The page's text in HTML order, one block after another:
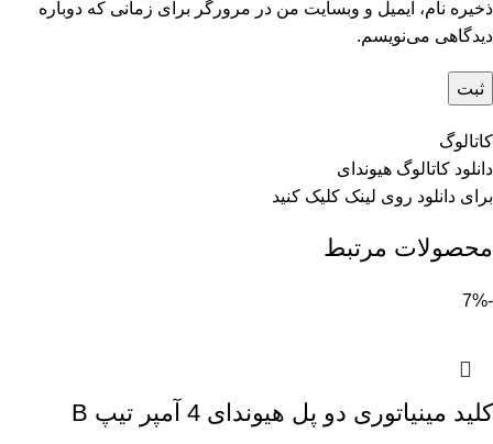
ذخیره نام، ایمیل و وبسایت من در مرورگر برای زمانی که دوباره
دیدگاهی می‌نویسم.
کاتالوگ
دانلود کاتالوگ هیوندای
برای دانلود روی لینک کلیک کنید
محصولات مرتبط
-7%
کلید مینیاتوری دو پل هیوندای 4 آمپر تیپ B